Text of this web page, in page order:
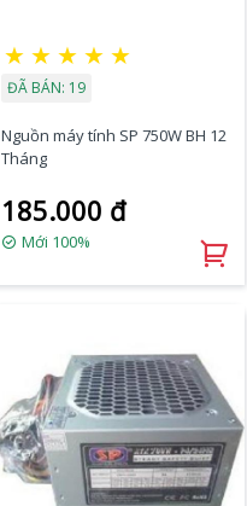
★ ★ ★ ★ ★
ĐÃ BÁN: 19
Nguồn máy tính SP 750W BH 12
Tháng
185.000 đ
Mới 100%